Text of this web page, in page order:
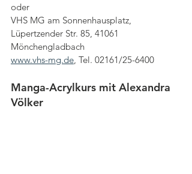
oder
VHS MG am Sonnenhausplatz,
Lüpertzender Str. 85, 41061
Mönchengladbach
www.vhs-mg.de , Tel. 02161/25-6400
Manga-Acrylkurs mit Alexandra
Völker